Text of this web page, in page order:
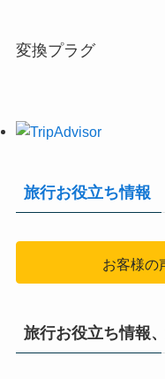
変換プラグ
旅行お役立ち情報
お客様の
旅行お役立ち情報